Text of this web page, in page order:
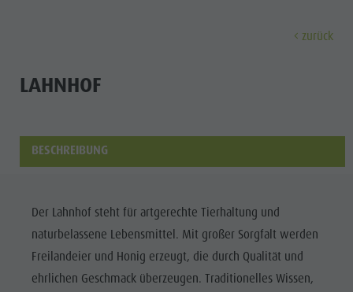
Kultur
Bars &
Dolomiten UNESCO
Sehenswürdigkeiten
Events
Kultur
Sehenswürdigkeiten
Der Kronplatz
Radfahren
Paragleiten & Tandemfliegen
Weitere Aktivitäten
Ferienprogramme
Angebote
Mobilität vor Ort
Kontakt
Webcams
Wetter
zurück
LAHNHOF
BESCHREIBUNG
Der Lahnhof steht für artgerechte Tierhaltung und
naturbelassene Lebensmittel. Mit großer Sorgfalt werden
Freilandeier und Honig erzeugt, die durch Qualität und
ehrlichen Geschmack überzeugen. Traditionelles Wissen,